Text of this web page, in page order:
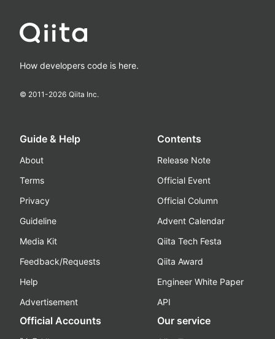
How developers code is here.
© 2011-2026 Qiita Inc.
Guide & Help
About
Terms
Privacy
Guideline
Media Kit
Feedback/Requests
Help
Advertisement
Contents
Release Note
Official Event
Official Column
Advent Calendar
Qiita Tech Festa
Qiita Award
Engineer White Paper
API
Official Accounts Our service